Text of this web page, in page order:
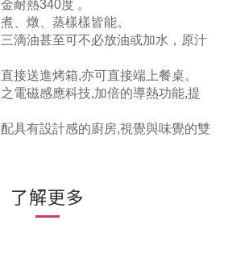
耐熱340度 。
、燉、蒸樣樣皆能。
滴油甚至可不必放油或加水，原汁
接送進烤箱,亦可直接端上餐桌。
電磁感應科技,加倍的導熱功能,提
具有設計感的廚房,視覺與味覺的雙
了解更多